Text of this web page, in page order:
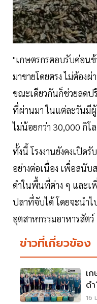
"เกษตรกรตอบรับค่อน
มาขายโดยตรง ไม่ต้อง
ขณะเดียวกันก็ช่วยลดป
ที่ผ่านมา ในแต่ละวันมีผู้
ไม่น้อยกว่า 30,000 กิโ
ทั้งนี้ โรงงานยังคงเปิด
อย่างต่อเนื่อง เพื่อสนับ
ดำในพื้นที่ต่าง ๆ และเ
ปลาที่จับได้ โดยจะนำ
อุตสาหกรรมอาหารสัตว์
ข่าวที่เกี่ยวข้อง
เ
ด
เ
16